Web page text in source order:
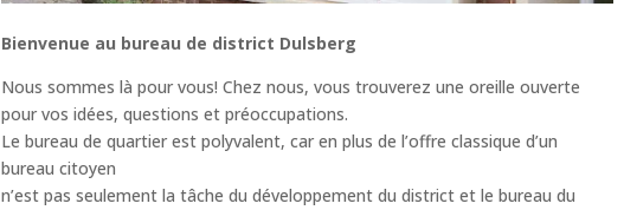
Bienvenue au bureau de district Dulsberg
Nous sommes là pour vous! Chez nous, vous trouverez une oreille ouverte
pour vos idées, questions et préoccupations.
Le bureau de quartier est polyvalent, car en plus de l’offre classique d’un
bureau citoyen
n’est pas seulement la tâche du développement du district et le bureau du